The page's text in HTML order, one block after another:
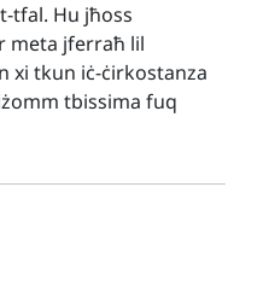
tfal. Hu jħoss
meta jferraħ lil
xi tkun iċ-ċirkostanza
tbissima fuq